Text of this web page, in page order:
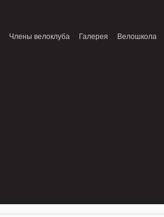
Члены велоклуба Галерея Велошкола